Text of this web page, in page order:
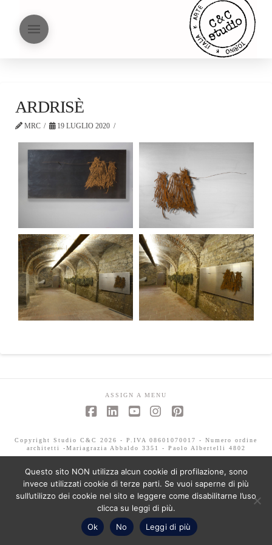
ARDRISÈ
MRC 19 LUGLIO 2020
ASSIGN A MENU
Copyright Studio C&C 2026 - P.IVA 08601070017 - Numero ordine
architetti -Mariagrazia Abbaldo 3351 - Paolo Albertelli 4802
Questo sito NON utilizza alcun cookie di profilazione, sono
invece utilizzati cookie di terze parti. Se vuoi saperne di più
sull’utilizzo dei cookie nel sito e leggere come disabilitarne l’uso
clicca su leggi di più.
Ok
No Leggi di più